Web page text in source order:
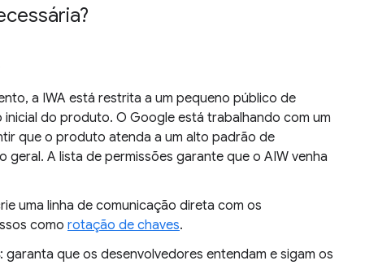
a IWA está restrita a um pequeno público de
do produto. O Google está trabalhando com um
que o produto atenda a um alto padrão de
A lista de permissões garante que o AIW venha
uma linha de comunicação direta com os
como rotação de chaves.
: garanta que os desenvolvedores entendam e sigam os